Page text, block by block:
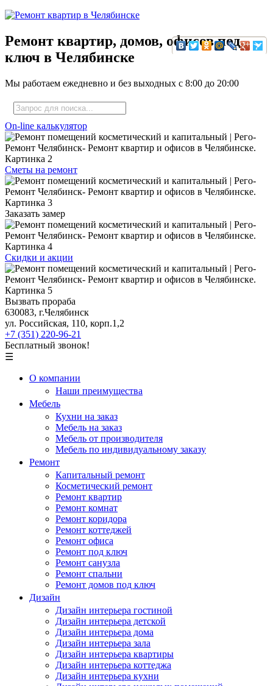
Ремонт квартир, домов, офисов под
ключ в Челябинске
Мы работаем ежедневно и без выходных с 8:00 до 20:00
On-line калькулятор
Сметы на ремонт
Заказать замер
Скидки и акции
Вызвать прораба
630083, г.Челябинск
ул. Российская, 110, корп.1,2
+7 (351) 220-96-21
Бесплатный звонок!
☰
О компании
Наши преимущества
Мебель
Кухни на заказ
Мебель на заказ
Мебель от производителя
Мебель по индивидуальному заказу
Ремонт
Капитальный ремонт
Косметический ремонт
Ремонт квартир
Ремонт комнат
Ремонт коридора
Ремонт коттеджей
Ремонт офиса
Ремонт под ключ
Ремонт санузла
Ремонт спальни
Ремонт домов под ключ
Дизайн
Дизайн интерьера гостиной
Дизайн интерьера детской
Дизайн интерьера дома
Дизайн интерьера зала
Дизайн интерьера квартиры
Дизайн интерьера коттеджа
Дизайн интерьера кухни